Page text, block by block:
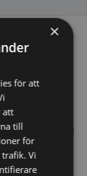
och vara
Och oroa dig
endast
till dig.
×
för att
att
till
för
Vi